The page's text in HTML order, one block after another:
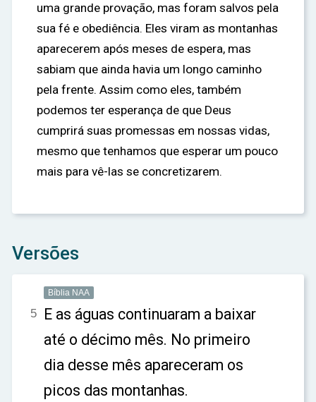
uma grande provação, mas foram salvos pela
sua fé e obediência. Eles viram as montanhas
aparecerem após meses de espera, mas
sabiam que ainda havia um longo caminho
pela frente. Assim como eles, também
podemos ter esperança de que Deus
cumprirá suas promessas em nossas vidas,
mesmo que tenhamos que esperar um pouco
mais para vê-las se concretizarem.
Versões
Bíblia NAA
5 E as águas continuaram a baixar
até o décimo mês. No primeiro
dia desse mês apareceram os
picos das montanhas.